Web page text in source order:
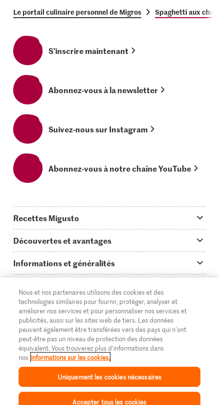
Le portail culinaire personnel de Migros Spaghetti aux
S’inscrire maintenant
Abonnez-vous à la newsletter
Suivez-nous sur Instagram
Abonnez-vous à notre chaîne YouTube
Recettes Migusto
Idées de menus
Plats principaux
Simple & vite prêt
Apéritif
Préparations au four
Enfants & famille
Toutes les recettes
Découvertes et avantages
On en parle...
Tutoriels
Glossaire des ingrédients
Login Migusto
Magazine Migusto
Informations et généralités
Questions concernant Migusto
Cuisiner avec Migusto
Service clientèle & contact
Publicité
Impressum
Mentions légales
Protection des données
Supermarché
Migros Online
À propos de Migros
Magasins
Cumulus
© 2026 La Fédération des coopératives Migros
DE FR IT
Nous et nos partenaires utilisons des cookies et des
technologies similaires pour fournir, protéger, analyser et
améliorer nos services et pour personnaliser nos services et
publicités, aussi sur les sites web de tiers. Les données
peuvent également être transférées vers des pays qui n'ont
peut-être pas un niveau de protection des données
équivalent. Vous trouverez plus d'informations dans
nos informations sur les cookies.
Uniquement les cookies nécessaires
Accepter tous les cookies